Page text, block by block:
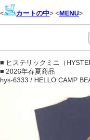
< カートの中> <MENU>
■ ヒステリックミニ（
■ 2026年春夏商品
hys-6333 / HELLO CAMP